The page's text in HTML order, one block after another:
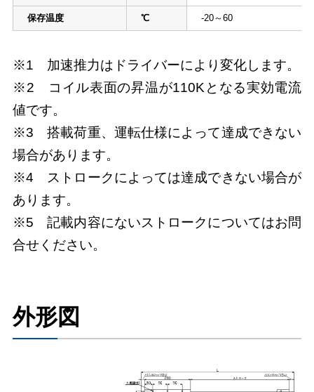
保存温度 ℃ -20～60
※1 加速推力はドライバーにより変化します。
※2 コイル表面の昇温が110Kとなる実効電流
値です。
※3 搭載荷重、運転仕様によって達成できない
場合があります。
※4 ストロークによっては達成できない場合が
あります。
※5 記載内容にないストロークについてはお問
合せください。
外形図